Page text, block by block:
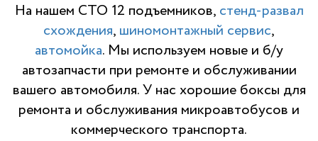
На нашем СТО 12 подъемников, стенд-развал
схождения, шиномонтажный сервис,
автомойка. Мы используем новые и б/у
автозапчасти при ремонте и обслуживании
вашего автомобиля. У нас хорошие боксы для
ремонта и обслуживания микроавтобусов и
коммерческого транспорта.